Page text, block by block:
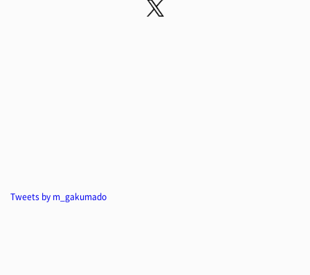
Tweets by m_gakumado